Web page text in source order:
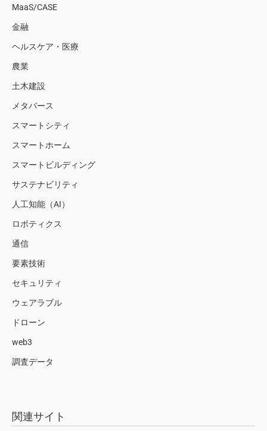
MaaS/CASE
金融
ヘルスケア・医療
農業
土木建設
メタバース
スマートシティ
スマートホーム
スマートビルディング
サステナビリティ
人工知能（AI）
ロボティクス
通信
要素技術
セキュリティ
ウェアラブル
ドローン
web3
調査データ
関連サイト